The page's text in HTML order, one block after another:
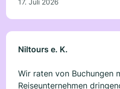
enthalten sein. Wir können das Reiseunternehmen
nicht weiter empfehlen.
Niltours e. K.
Wir raten von Buchungen
Reiseunternehmen